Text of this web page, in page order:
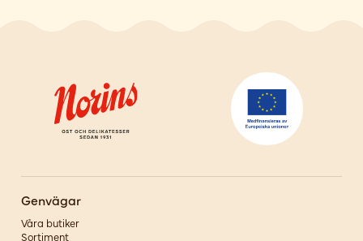
Genvägar
Våra butiker
Sortiment